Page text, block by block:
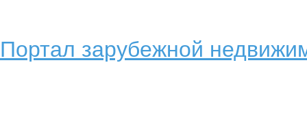
Портал зарубежной